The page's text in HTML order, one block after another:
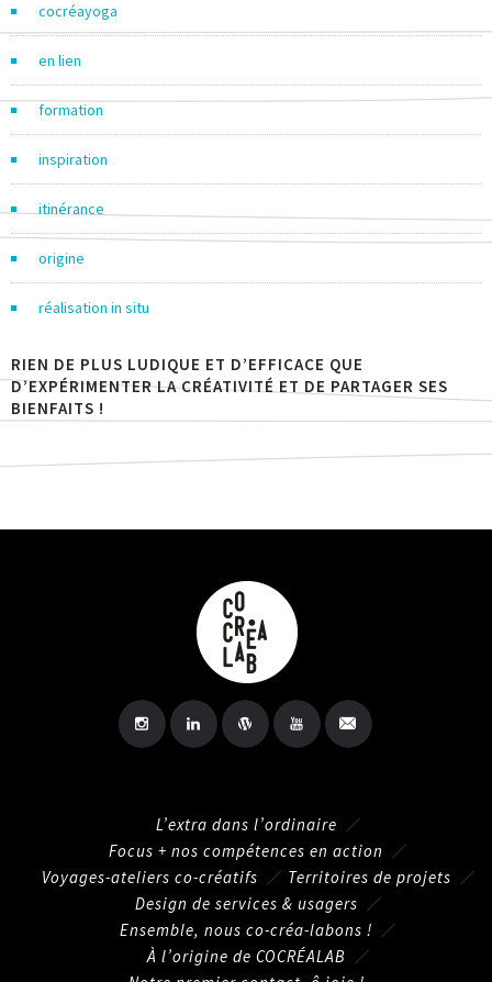
cocréayoga
en lien
formation
inspiration
itinérance
origine
réalisation in situ
RIEN DE PLUS LUDIQUE ET D’EFFICACE QUE
D’EXPÉRIMENTER LA CRÉATIVITÉ ET DE PARTAGER SES
BIENFAITS !
L’extra dans l’ordinaire
Focus + nos compétences en action
Voyages-ateliers co-créatifs
Territoires de projets
Design de services & usagers
Ensemble, nous co-créa-labons !
À l’origine de COCRÉALAB